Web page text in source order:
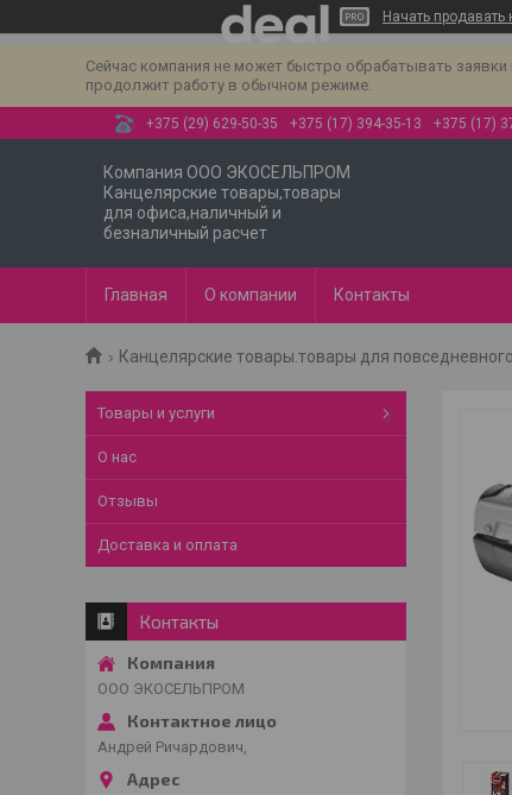
Начать продавать
Сейчас компания не может быстро обрабатывать
продолжит работу в обычном режиме.
+375 (29) 629-50-35 +375 (17) 394-35-13 +375 (17)
Компания ООО ЭКОСЕЛЬПРОМ
Канцелярские товары,товары
для офиса,наличный и
безналичный расчет
Главная О компании Контакты
Канцелярские товары.товары для
Товары и услуги
О нас
Отзывы
Доставка и оплата
Контакты
ООО ЭКОСЕЛЬПРОМ
Андрей Ричардович,